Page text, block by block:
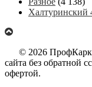
Халтуринский
© 2026
сайта без обратной
офертой.